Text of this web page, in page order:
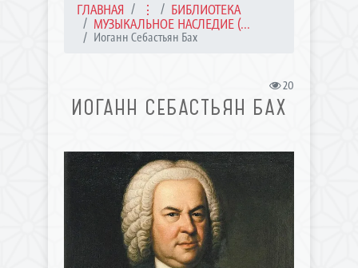
ГЛАВНАЯ ⋮
БИБЛИОТЕКА
МУЗЫКАЛЬНОЕ НАСЛЕДИЕ (...
Иоганн Себастьян Бах
20
ИОГАНН СЕБАСТЬЯН БАХ